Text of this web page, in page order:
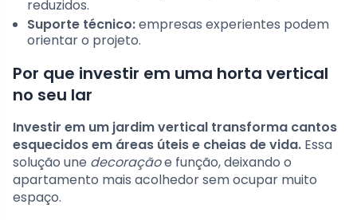
reduzidos.
Suporte técnico:empresas experientes podem
orientar o projeto.
Por que investir em uma horta vertical
no seu lar
Investir em um jardim vertical transforma cantos
esquecidos em áreas úteis e cheias de vida. Essa
solução une decoraçãoe função, deixando o
apartamento mais acolhedor sem ocupar muito
espaço.